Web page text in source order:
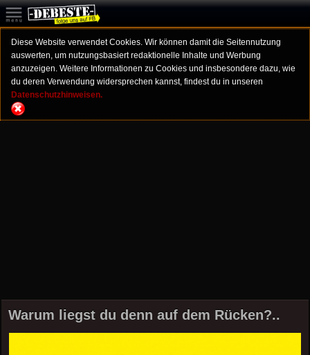
Diese Website verwendet Cookies. Wir können damit die Seitennutzung
auswerten, um nutzungsbasiert redaktionelle Inhalte und Werbung
anzuzeigen. Weitere Informationen zu Cookies und insbesondere dazu, wie
du deren Verwendung widersprechen kannst, findest du in unseren
Datenschutzhinweisen.
Warum liegst du denn auf dem Rücken?..